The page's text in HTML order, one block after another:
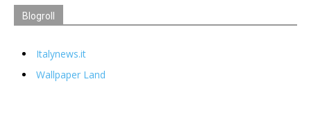
Blogroll
Italynews.it
Wallpaper Land